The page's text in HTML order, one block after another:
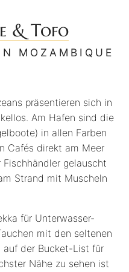
& Tofo
MOZAMBIQUE
präsentieren sich in
Am Hafen sind die
in allen Farben
Cafés direkt am Meer
gelauscht
Strand mit Muscheln
für Unterwasser-
mit den seltenen
auf der Bucket-List für
Nähe zu sehen ist